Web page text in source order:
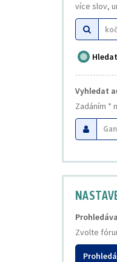
více slov,
Vyhledat
Zadáním *
Zvolte